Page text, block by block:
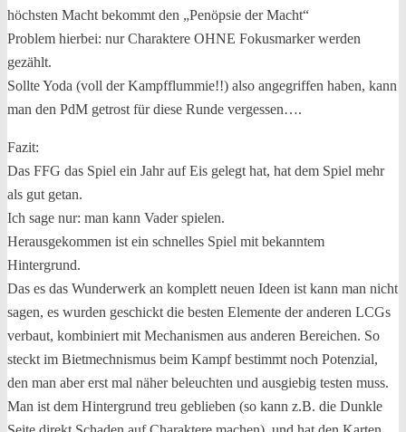
höchsten Macht bekommt den „Penöpsie der Macht“
Problem hierbei: nur Charaktere OHNE Fokusmarker werden
gezählt.
Sollte Yoda (voll der Kampfflummie!!) also angegriffen haben, kann
man den PdM getrost für diese Runde vergessen….
Fazit:
Das FFG das Spiel ein Jahr auf Eis gelegt hat, hat dem Spiel mehr
als gut getan.
Ich sage nur: man kann Vader spielen.
Herausgekommen ist ein schnelles Spiel mit bekanntem
Hintergrund.
Das es das Wunderwerk an komplett neuen Ideen ist kann man nicht
sagen, es wurden geschickt die besten Elemente der anderen LCGs
verbaut, kombiniert mit Mechanismen aus anderen Bereichen. So
steckt im Bietmechnismus beim Kampf bestimmt noch Potenzial,
den man aber erst mal näher beleuchten und ausgiebig testen muss.
Man ist dem Hintergrund treu geblieben (so kann z.B. die Dunkle